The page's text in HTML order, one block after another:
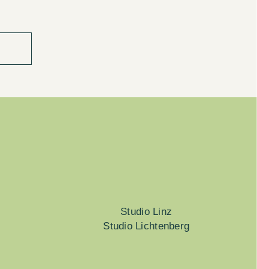
Studio Linz
Studio Lichtenberg